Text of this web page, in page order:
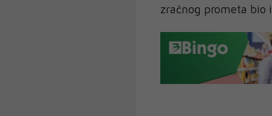
zračnog prometa bio